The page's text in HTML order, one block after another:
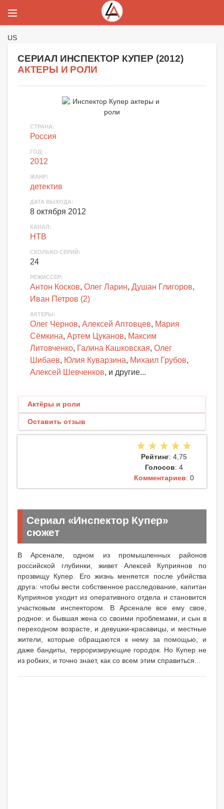
US
СЕРИАЛ ИНСПЕКТОР КУПЕР (2012)
АКТЕРЫ И РОЛИ
СТРАНА:
Россия
ГОД:
2012
ЖАНР:
детектив
ДАТА ВЫХОДА:
8 октября 2012
КАНАЛ:
НТВ
СКОЛЬКО СЕРИЙ:
24
РЕЖИССЕР:
Антон Косков, Олег Ларин, Душан Глигоров,
Иван Петров (2)
АКТЕРЫ:
Олег Чернов, Алексей Аптовцев, Мария
Сёмкина, Артем Цуканов, Максим
Литовченко, Галина Кашковская, Олег
Шибаев, Юлия Куварзина, Михаил Грубов,
Алексей Шевченков, и другие...
Актёры и роли
Оставить отзыв
Рейтинг: 4,75
Голосов: 4
Комментариев: 0
Сериал «Инспектор Купер»
сюжет
В Арсенале, одном из промышленных районов
российской глубинки, живет Алексей Куприянов по
прозвищу Купер. Его жизнь меняется после убийства
друга: чтобы вести собственное расследование, капитан
Куприянов уходит из оперативного отдела и становится
участковым инспектором. В Арсенале все ему свое,
родное: и бывшая жена со своими проблемами, и сын в
переходном возрасте, и девушки-красавицы, и местные
жители, которые обращаются к нему за помощью, и
даже бандиты, терроризирующие городок. Но Купер не
из робких, и точно знает, как со всем этим справиться...